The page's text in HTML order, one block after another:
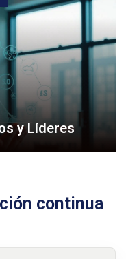
y Líderes
continua